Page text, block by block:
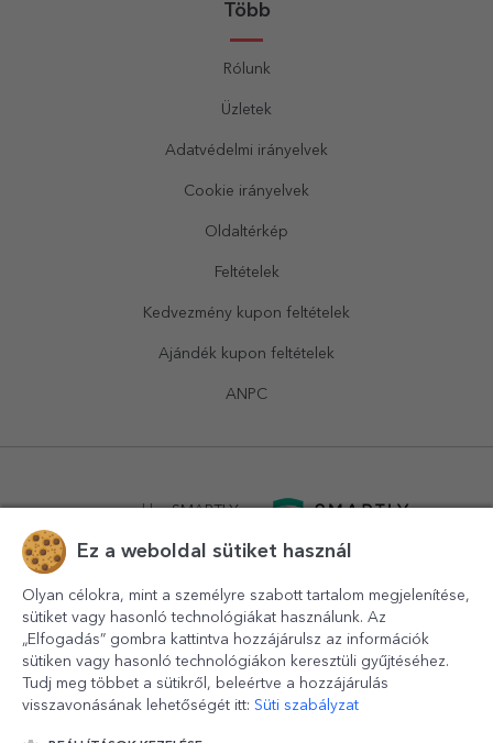
Több
Rólunk
Üzletek
Adatvédelmi irányelvek
Cookie irányelvek
Oldaltérkép
Feltételek
Kedvezmény kupon feltételek
Ajándék kupon feltételek
ANPC
powered bySMARTLY.ro
Ez a weboldal sütiket használ
Olyan célokra, mint a személyre szabott tartalom megjelenítése,
sütiket vagy hasonló technológiákat használunk. Az
„Elfogadás” gombra kattintva hozzájárulsz az információk
sütiken vagy hasonló technológiákon keresztüli gyűjtéséhez.
Tudj meg többet a sütikről, beleértve a hozzájárulás
visszavonásának lehetőségét itt: Süti szabályzat